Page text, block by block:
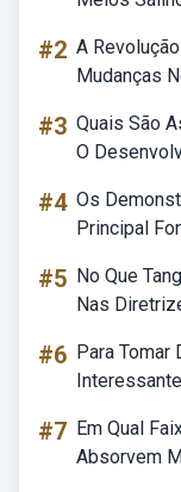
#2 A
Mudanças
#3 Quais São
O
#4 Os
Principal
#5 No Que
Nas
#6 Para Tomar
#7 Em Qual
Absorvem